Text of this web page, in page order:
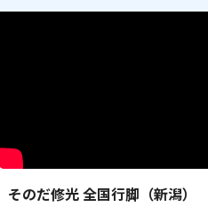
そのだ修光 全国行脚（新潟）